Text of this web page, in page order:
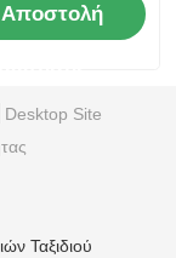
Νερού 270ml
Αποστολή
Desktop Site
Ταξιδιού